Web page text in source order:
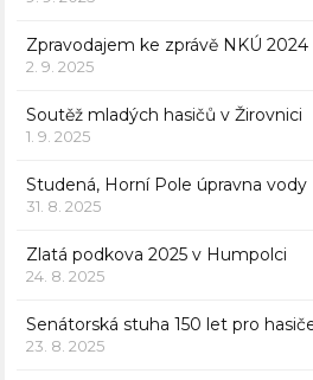
Zpravodajem ke zprávě NKÚ 2024
2. 9. 2025
Soutěž mladých hasičů v Žirovnici
1. 9. 2025
Studená, Horní Pole úpravna vody
31. 8. 2025
Zlatá podkova 2025 v Humpolci
24. 8. 2025
Senátorská stuha 150 let pro
23. 8. 2025